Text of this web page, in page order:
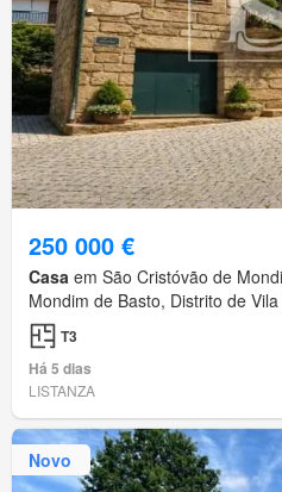
250 000 €
Casa em São Cristóvão de
Mondim de Basto, Distrito de Vila
T3
Há 5 dias
LISTANZA
Novo